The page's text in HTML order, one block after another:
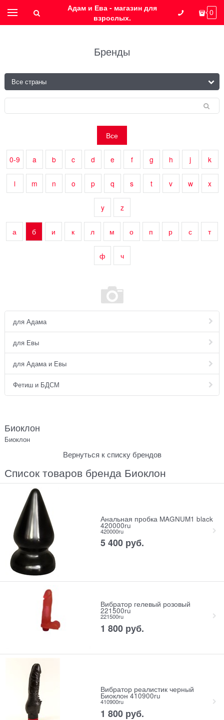
Адам и Ева - магазин для
взрослых.
0
Бренды
Все
0-9 a b c d e f g h j k
l m n o p q s t v w x
y z
а б и к л м о п р с т
ф ч
для Адама
для Евы
для Адама и Евы
Фетиш и БДСМ
Биоклон
Биоклон
Вернуться к списку брендов
Список товаров бренда Биоклон
Анальная пробка MAGNUM1 black
420000ru
420000ru
5 400 руб.
Вибратор гелевый розовый
221500ru
221500ru
1 800 руб.
Вибратор реалистик черный
Биоклон 410900ru
410900ru
1 800 руб.